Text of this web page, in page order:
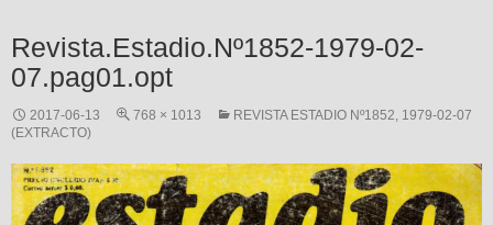
Revista.Estadio.Nº1852-1979-02-
07.pag01.opt
2017-06-13 768 × 1013
REVISTA ESTADIO Nº1852, 1979-02-07
(EXTRACTO)